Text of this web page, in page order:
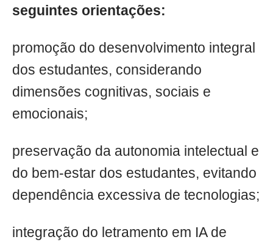
seguintes orientações:
promoção do desenvolvimento integral
dos estudantes, considerando
dimensões cognitivas, sociais e
emocionais;
preservação da autonomia intelectual e
do bem-estar dos estudantes, evitando
dependência excessiva de tecnologias;
integração do letramento em IA de